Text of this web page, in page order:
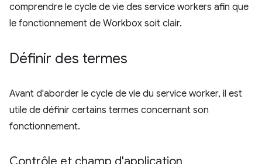
comprendre le cycle de vie des service workers afin que
le fonctionnement de Workbox soit clair.
Définir des termes
Avant d'aborder le cycle de vie du service worker, il est
utile de définir certains termes concernant son
fonctionnement.